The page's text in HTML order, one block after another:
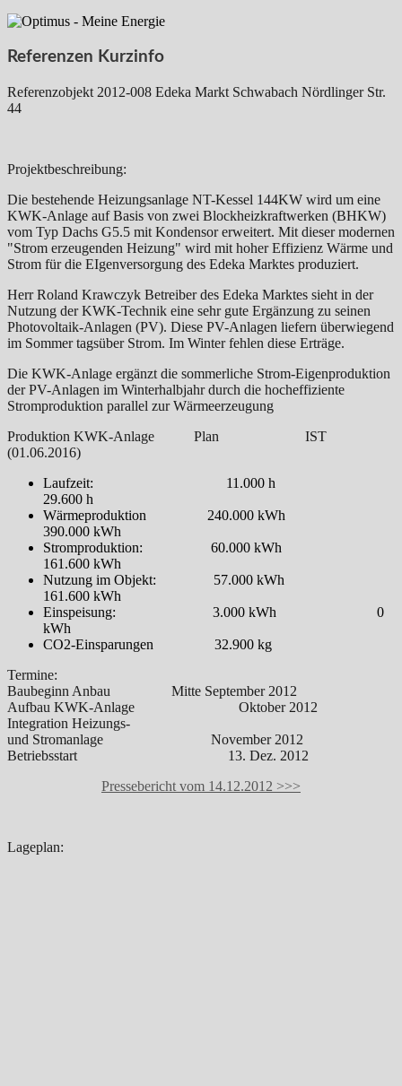
Referenzen Kurzinfo
Referenzobjekt 2012-008 Edeka Markt Schwabach Nördlinger Str.
44
Projektbeschreibung:
Die bestehende Heizungsanlage NT-Kessel 144KW wird um eine
KWK-Anlage auf Basis von zwei Blockheizkraftwerken (BHKW)
vom Typ Dachs G5.5 mit Kondensor erweitert. Mit dieser modernen
"Strom erzeugenden Heizung" wird mit hoher Effizienz Wärme und
Strom für die EIgenversorgung des Edeka Marktes produziert.
Herr Roland Krawczyk Betreiber des Edeka Marktes sieht in der
Nutzung der KWK-Technik eine sehr gute Ergänzung zu seinen
Photovoltaik-Anlagen (PV). Diese PV-Anlagen liefern überwiegend
im Sommer tagsüber Strom. Im Winter fehlen diese Erträge.
Die KWK-Anlage ergänzt die sommerliche Strom-Eigenproduktion
der PV-Anlagen im Winterhalbjahr durch die hocheffiziente
Stromproduktion parallel zur Wärmeerzeugung
Produktion KWK-Anlage Plan IST
(01.06.2016)
Laufzeit: 11.000 h
29.600 h
Wärmeproduktion 240.000 kWh
390.000 kWh
Stromproduktion: 60.000 kWh
161.600 kWh
Nutzung im Objekt: 57.000 kWh
161.600 kWh
Einspeisung: 3.000 kWh 0
kWh
CO2-Einsparungen 32.900 kg
Termine:
Baubeginn Anbau Mitte September 2012
Aufbau KWK-Anlage Oktober 2012
Integration Heizungs-
und Stromanlage November 2012
Betriebsstart 13. Dez. 2012
Pressebericht vom 14.12.2012 >>>
Lageplan: